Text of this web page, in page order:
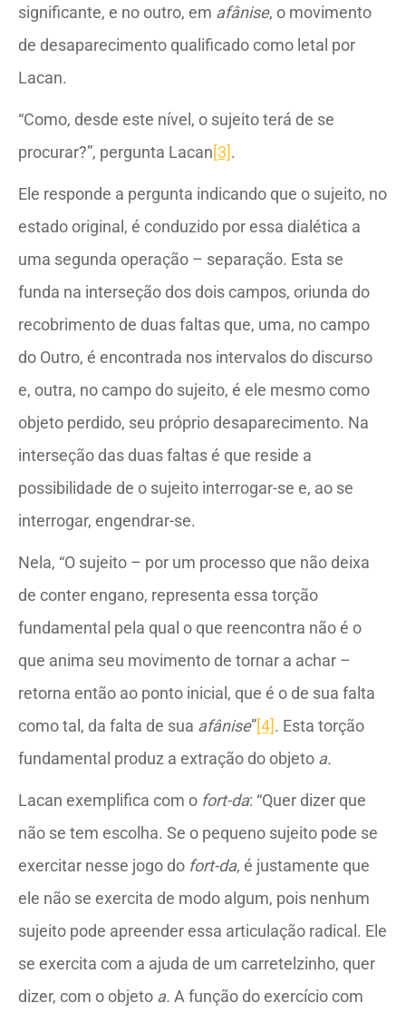
significante, e no outro, em afânise, o movimento
de desaparecimento qualificado como letal por
Lacan.
“Como, desde este nível, o sujeito terá de se
procurar?”, pergunta Lacan[3].
Ele responde a pergunta indicando que o sujeito, no
estado original, é conduzido por essa dialética a
uma segunda operação – separação. Esta se
funda na interseção dos dois campos, oriunda do
recobrimento de duas faltas que, uma, no campo
do Outro, é encontrada nos intervalos do discurso
e, outra, no campo do sujeito, é ele mesmo como
objeto perdido, seu próprio desaparecimento. Na
interseção das duas faltas é que reside a
possibilidade de o sujeito interrogar-se e, ao se
interrogar, engendrar-se.
Nela, “O sujeito – por um processo que não deixa
de conter engano, representa essa torção
fundamental pela qual o que reencontra não é o
que anima seu movimento de tornar a achar –
retorna então ao ponto inicial, que é o de sua falta
como tal, da falta de sua afânise”[4]. Esta torção
fundamental produz a extração do objeto a.
Lacan exemplifica com o fort-da: “Quer dizer que
não se tem escolha. Se o pequeno sujeito pode se
exercitar nesse jogo do fort-da, é justamente que
ele não se exercita de modo algum, pois nenhum
sujeito pode apreender essa articulação radical. Ele
se exercita com a ajuda de um carretelzinho, quer
dizer, com o objeto a. A função do exercício com